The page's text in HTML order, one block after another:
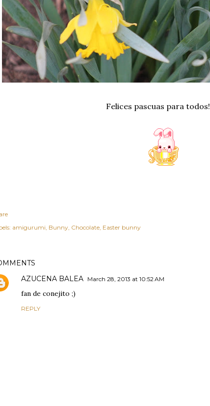
Felices pascuas para todos!
amigurumi Bunny Chocolate Easter bunny
AZUCENA BALEA March 28, 2013 at 10:52 AM
fan de conejito ;)
REPLY